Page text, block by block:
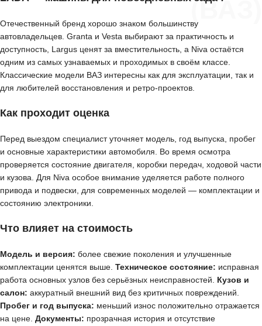
(ВАЗ)
Отечественный бренд хорошо знаком большинству
автовладельцев. Granta и Vesta выбирают за практичность и
доступность, Largus ценят за вместительность, а Niva остаётся
одним из самых узнаваемых и проходимых в своём классе.
Классические модели ВАЗ интересны как для эксплуатации, так и
для любителей восстановления и ретро-проектов.
Как проходит оценка
Перед выездом специалист уточняет модель, год выпуска, пробег
и основные характеристики автомобиля. Во время осмотра
проверяется состояние двигателя, коробки передач, ходовой части
и кузова. Для Niva особое внимание уделяется работе полного
привода и подвески, для современных моделей — комплектации и
состоянию электроники.
Что влияет на стоимость
Модель и версия: более свежие поколения и улучшенные
комплектации ценятся выше. Техническое состояние: исправная
работа основных узлов без серьёзных неисправностей. Кузов и
салон: аккуратный внешний вид без критичных повреждений.
Пробег и год выпуска: меньший износ положительно отражается
на цене. Документы: прозрачная история и отсутствие